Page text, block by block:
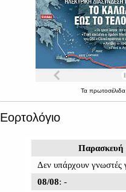
Τα πρωτοσέλιδα
Εορτολόγιο